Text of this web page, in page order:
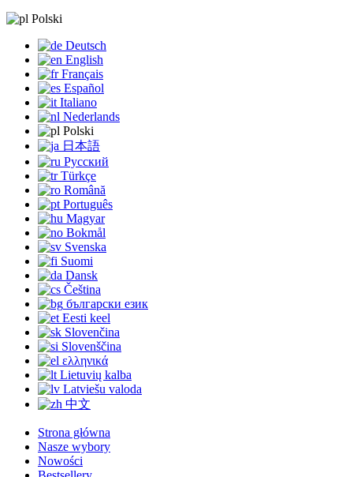
Polski
Deutsch
English
Français
Español
Italiano
Nederlands
Polski
日本語
Русский
Türkçe
Română
Português
Magyar
Bokmål
Svenska
Suomi
Dansk
Čeština
български език
Eesti keel
Slovenčina
Slovenščina
ελληνικά
Lietuvių kalba
Latviešu valoda
中文
Strona główna
Nasze wybory
Nowości